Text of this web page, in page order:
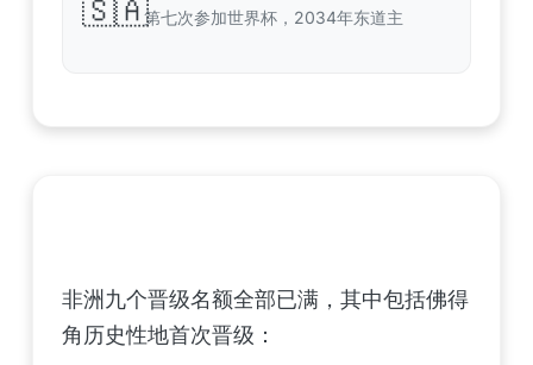
🇸🇦第七次参加世界杯，2034年东道主
非洲九个晋级名额全部已满，其中包括佛得
角历史性地首次晋级：